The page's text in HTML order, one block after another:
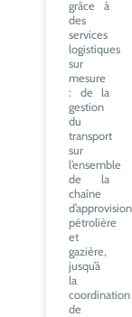
grâce à
des
services
logistiques
sur
mesure
: de la
gestion
du
transport
sur
l’ensemble
de la
chaîne
pétrolière
et
gazière,
jusqu’à
la
coordination
de